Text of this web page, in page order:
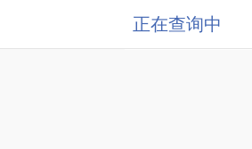
正在查询中